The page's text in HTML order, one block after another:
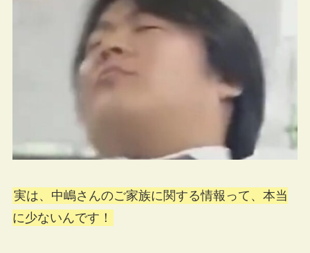
実は、中嶋さんのご家族に関する情報って、本当
に少ないんです！